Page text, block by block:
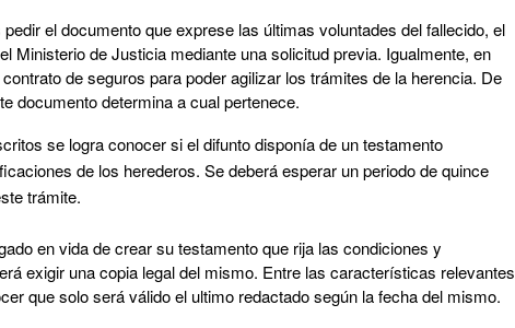
el documento que exprese las últimas voluntades del fallecido, el
Ministerio de Justicia mediante una solicitud previa. Igualmente, en
de seguros para poder agilizar los trámites de la herencia. De
documento determina a cual pertenece.
se logra conocer si el difunto disponía de un testamento
de los herederos. Se deberá esperar un periodo de quince
trámite.
en vida de crear su testamento que rija las condiciones y
exigir una copia legal del mismo. Entre las características relevantes
que solo será válido el ultimo redactado según la fecha del mismo.